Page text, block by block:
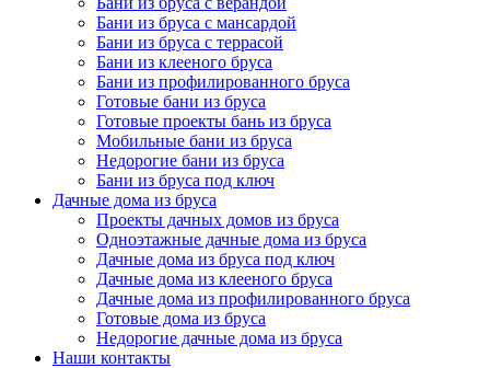
Бани из бруса с мансардой
Бани из бруса с террасой
Бани из клееного бруса
Бани из профилированного бруса
Готовые бани из бруса
Готовые проекты бань из бруса
Мобильные бани из бруса
Недорогие бани из бруса
Бани из бруса под ключ
Дачные дома из бруса
Проекты дачных домов из бруса
Одноэтажные дачные дома из бруса
Дачные дома из бруса под ключ
Дачные дома из клееного бруса
Дачные дома из профилированного бруса
Готовые дома из бруса
Недорогие дачные дома из бруса
Наши контакты